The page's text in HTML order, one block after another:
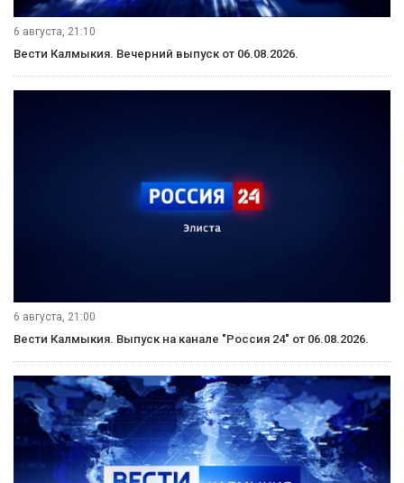
6 августа, 21:10
Вести Калмыкия. Вечерний выпуск от 06.08.2026.
6 августа, 21:00
Вести Калмыкия. Выпуск на канале "Россия 24" от 06.08.2026.